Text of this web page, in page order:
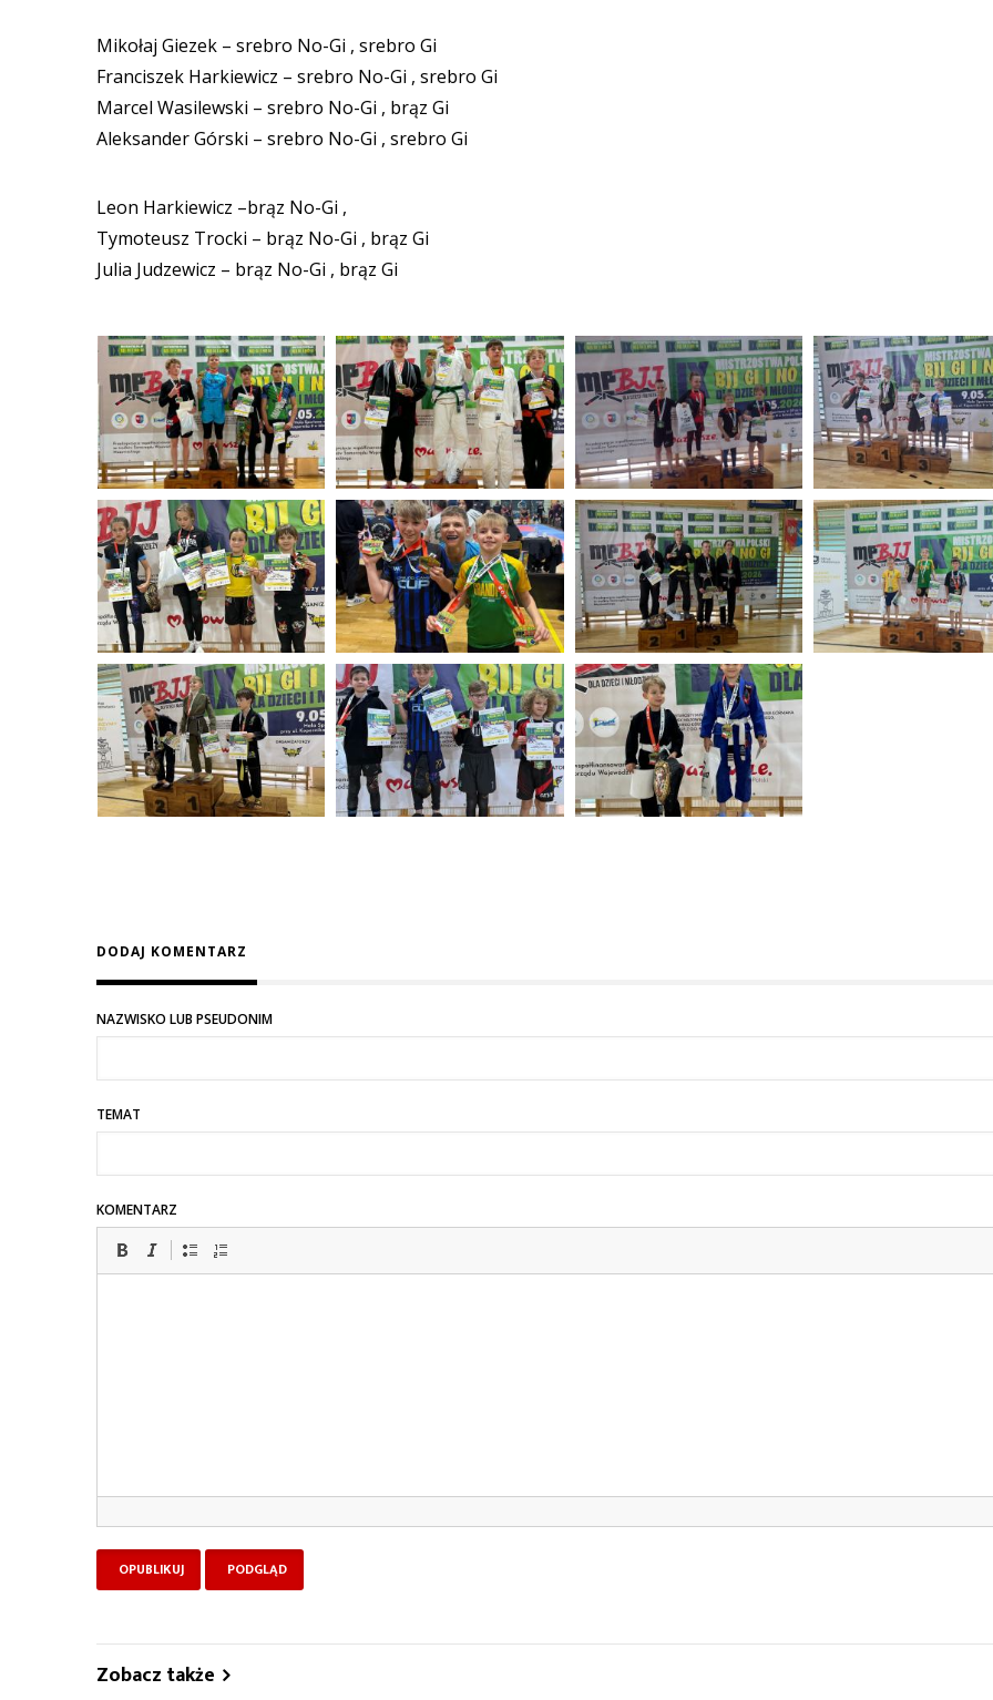
Mikołaj Giezek – srebro No-Gi , srebro Gi
Franciszek Harkiewicz – srebro No-Gi , srebro Gi
Marcel Wasilewski – srebro No-Gi , brąz Gi
Aleksander Górski – srebro No-Gi , srebro Gi
Leon Harkiewicz –brąz No-Gi ,
Tymoteusz Trocki – brąz No-Gi , brąz Gi
Julia Judzewicz – brąz No-Gi , brąz Gi
DODAJ KOMENTARZ
NAZWISKO LUB PSEUDONIM
TEMAT
KOMENTARZ
Zobacz także